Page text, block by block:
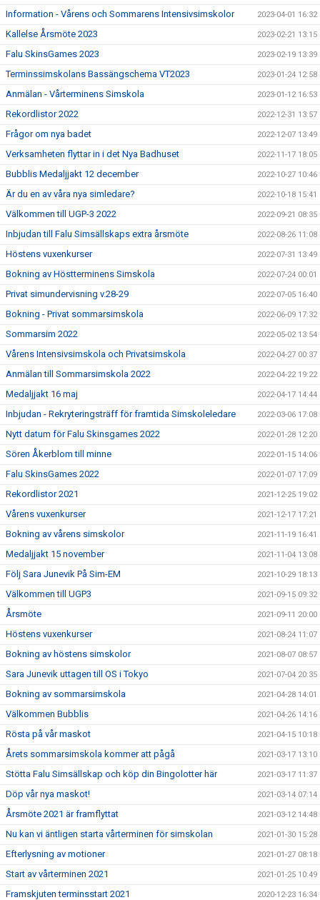
Information - Vårens och Sommarens Intensivsimskolor 2023-04-01 16:32
Kallelse Årsmöte 2023 2023-02-21 13:15
Falu SkinsGames 2023 2023-02-19 13:39
Terminssimskolans Bassängschema VT2023 2023-01-24 12:58
Anmälan - Vårterminens Simskola 2023-01-12 16:53
Rekordlistor 2022 2022-12-31 13:57
Frågor om nya badet 2022-12-07 13:49
Verksamheten flyttar in i det Nya Badhuset 2022-11-17 18:05
Bubblis Medaljjakt 12 december 2022-10-27 10:46
Är du en av våra nya simledare? 2022-10-18 15:41
Välkommen till UGP-3 2022 2022-09-21 08:35
Inbjudan till Falu Simsällskaps extra årsmöte 2022-08-26 11:08
Höstens vuxenkurser 2022-07-31 13:49
Bokning av Höstterminens Simskola 2022-07-24 00:01
Privat simundervisning v.28-29 2022-07-05 16:40
Bokning - Privat sommarsimskola 2022-06-09 17:32
Sommarsim 2022 2022-05-02 13:54
Vårens Intensivsimskola och Privatsimskola 2022-04-27 00:37
Anmälan till Sommarsimskola 2022 2022-04-22 19:22
Medaljjakt 16 maj 2022-04-17 14:44
Inbjudan - Rekryteringsträff för framtida Simskoleledare 2022-03-06 17:08
Nytt datum för Falu Skinsgames 2022 2022-01-28 12:20
Sören Åkerblom till minne 2022-01-15 14:06
Falu SkinsGames 2022 2022-01-07 17:09
Rekordlistor 2021 2021-12-25 19:02
Vårens vuxenkurser 2021-12-17 17:21
Bokning av vårens simskolor 2021-11-19 16:41
Medaljjakt 15 november 2021-11-04 13:08
Följ Sara Junevik På Sim-EM 2021-10-29 18:13
Välkommen till UGP3 2021-09-15 09:32
Årsmöte 2021-09-11 20:00
Höstens vuxenkurser 2021-08-24 11:07
Bokning av höstens simskolor 2021-08-07 08:57
Sara Junevik uttagen till OS i Tokyo 2021-07-04 20:35
Bokning av sommarsimskola 2021-04-28 14:01
Välkommen Bubblis 2021-04-26 14:16
Rösta på vår maskot 2021-04-15 10:18
Årets sommarsimskola kommer att pågå 2021-03-17 13:10
Stötta Falu Simsällskap och köp din Bingolotter här 2021-03-17 11:37
Döp vår nya maskot! 2021-03-14 07:14
Årsmöte 2021 är framflyttat 2021-03-12 14:48
Nu kan vi äntligen starta vårterminen för simskolan 2021-01-30 15:28
Efterlysning av motioner 2021-01-27 08:18
Start av vårterminen 2021 2021-01-25 10:49
Framskjuten terminsstart 2021 2020-12-23 16:34